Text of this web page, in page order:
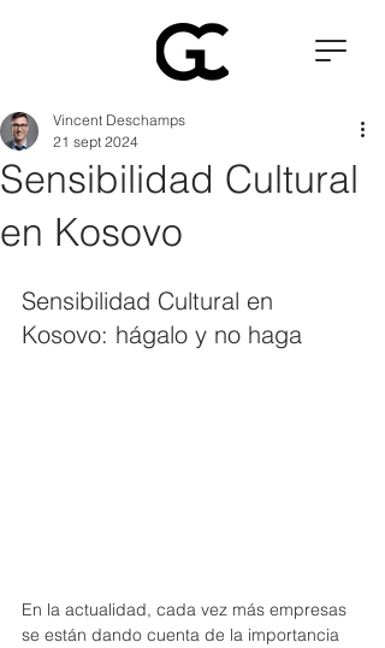
Sensibilidad Cultural
en Kosovo
Vincent Deschamps
21 sept 2024
Sensibilidad Cultural en
Kosovo: hágalo y no haga
En la actualidad, cada vez más empresas
se están dando cuenta de la importancia